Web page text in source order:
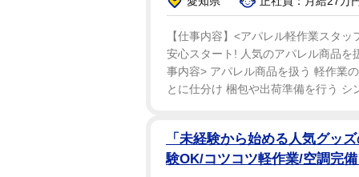
【仕事内容】<アパレル軽作業スタ
安心スタート! 人気のアパレル商品を
事内容> アパレル商品を扱う 軽作業
とに仕分け 梱包や出荷準備を行う
「未経験から始める人気グッ
験OK/コツコツ軽作業/空調完